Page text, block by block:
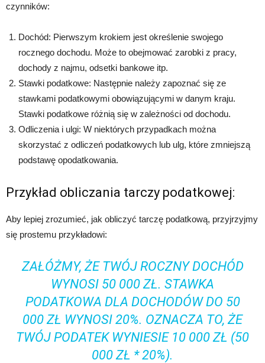
czynników:
Dochód: Pierwszym krokiem jest określenie swojego
rocznego dochodu. Może to obejmować zarobki z pracy,
dochody z najmu, odsetki bankowe itp.
Stawki podatkowe: Następnie należy zapoznać się ze
stawkami podatkowymi obowiązującymi w danym kraju.
Stawki podatkowe różnią się w zależności od dochodu.
Odliczenia i ulgi: W niektórych przypadkach można
skorzystać z odliczeń podatkowych lub ulg, które zmniejszą
podstawę opodatkowania.
Przykład obliczania tarczy podatkowej:
Aby lepiej zrozumieć, jak obliczyć tarczę podatkową, przyjrzyjmy
się prostemu przykładowi:
ZAŁÓŻMY, ŻE TWÓJ ROCZNY DOCHÓD
WYNOSI 50 000 ZŁ. STAWKA
PODATKOWA DLA DOCHODÓW DO 50
000 ZŁ WYNOSI 20%. OZNACZA TO, ŻE
TWÓJ PODATEK WYNIESIE 10 000 ZŁ (50
000 ZŁ * 20%).